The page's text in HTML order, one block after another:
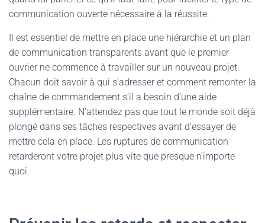
communication ouverte nécessaire à la réussite.
Il est essentiel de mettre en place une hiérarchie et un plan
de communication transparents avant que le premier
ouvrier ne commence à travailler sur un nouveau projet.
Chacun doit savoir à qui s’adresser et comment remonter la
chaîne de commandement s’il a besoin d’une aide
supplémentaire. N’attendez pas que tout le monde soit déjà
plongé dans ses tâches respectives avant d’essayer de
mettre cela en place. Les ruptures de communication
retarderont votre projet plus vite que presque n’importe
quoi.